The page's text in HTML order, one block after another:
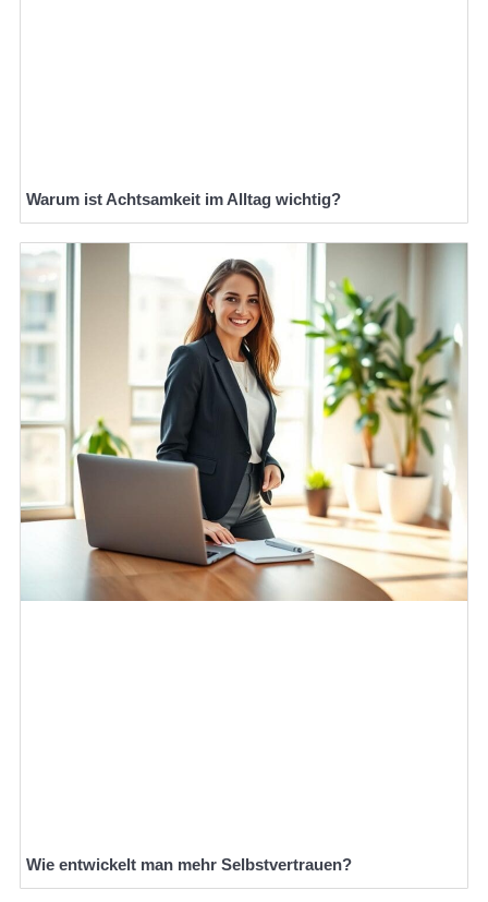
Warum ist Achtsamkeit im Alltag wichtig?
Wie entwickelt man mehr Selbstvertrauen?